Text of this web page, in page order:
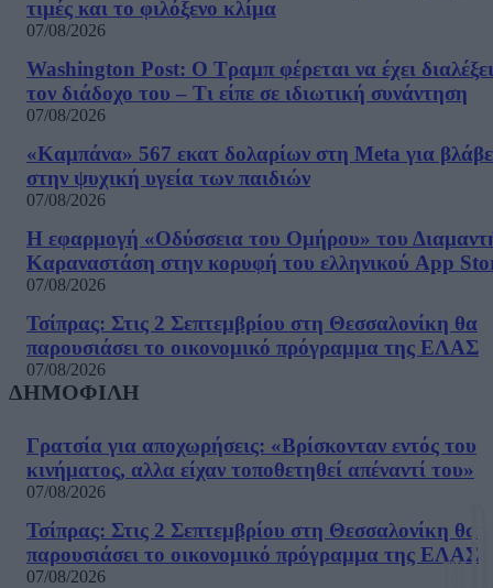
τιμές και το φιλόξενο κλίμα
07/08/2026
Washington Post: Ο Τραμπ φέρεται να έχει διαλέξει
τον διάδοχο του – Τι είπε σε ιδιωτική συνάντηση
07/08/2026
«Καμπάνα» 567 εκατ δολαρίων στη Meta για
στην ψυχική υγεία των παιδιών
07/08/2026
Η εφαρμογή «Οδύσσεια του Ομήρου» του
Καραναστάση στην κορυφή του ελληνικού App
07/08/2026
Τσίπρας: Στις 2 Σεπτεμβρίου στη Θεσσαλονίκη θα
παρουσιάσει το οικονομικό πρόγραμμα της ΕΛΑΣ
07/08/2026
ΔΗΜΟΦΙΛΗ
Γρατσία για αποχωρήσεις: «Bρίσκονταν εντός του
κινήματος, αλλα είχαν τοποθετηθεί απέναντί του»
07/08/2026
Τσίπρας: Στις 2 Σεπτεμβρίου στη Θεσσαλονίκη θα
παρουσιάσει το οικονομικό πρόγραμμα της ΕΛΑΣ
07/08/2026